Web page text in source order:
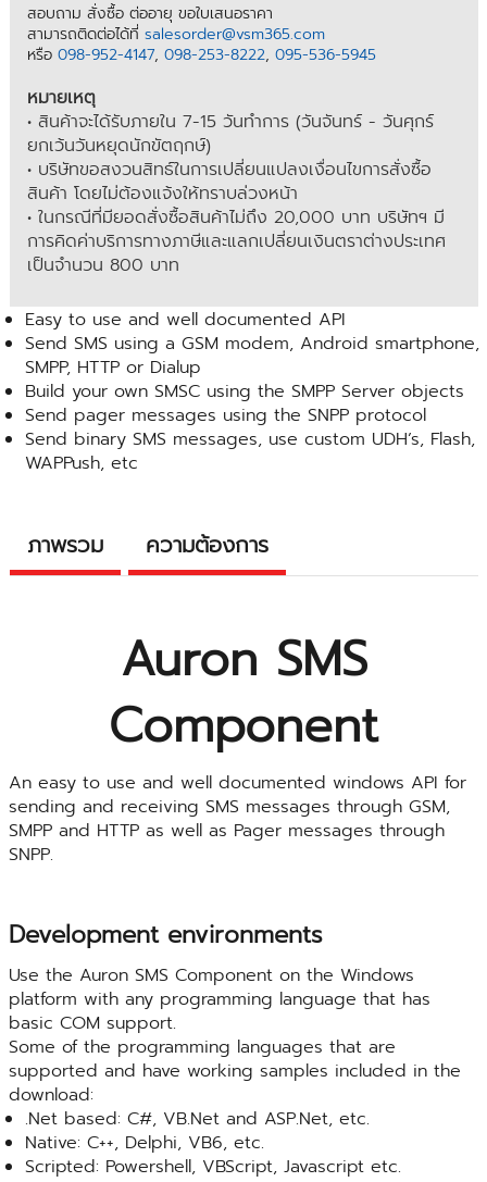
สอบถาม สั่งซื้อ ต่ออายุ ขอใบเสนอราคา
สามารถติดต่อได้ที่ salesorder@vsm365.com
หรือ 098-952-4147, 098-253-8222, 095-536-5945
หมายเหตุ
• สินค้าจะได้รับภายใน 7-15 วันทำการ (วันจันทร์ - วันศุกร์
ยกเว้นวันหยุดนักขัตฤกษ์)
• บริษัทขอสงวนสิทธ์ในการเปลี่ยนแปลงเงื่อนไขการสั่งซื้อ
สินค้า โดยไม่ต้องแจ้งให้ทราบล่วงหน้า
• ในกรณีที่มียอดสั่งซื้อสินค้าไม่ถึง 20,000 บาท บริษัทฯ มี
การคิดค่าบริการทางภาษีและแลกเปลี่ยนเงินตราต่างประเทศ
เป็นจำนวน 800 บาท
Easy to use and well documented API
Send SMS using a GSM modem, Android smartphone,
SMPP, HTTP or Dialup
Build your own SMSC using the SMPP Server objects
Send pager messages using the SNPP protocol
Send binary SMS messages, use custom UDH’s, Flash,
WAPPush, etc
ภาพรวม ความต้องการ
Auron SMS
Component
An easy to use and well documented windows API for
sending and receiving SMS messages through GSM,
SMPP and HTTP as well as Pager messages through
SNPP.
Development environments
Use the Auron SMS Component on the Windows
platform with any programming language that has
basic COM support.
Some of the programming languages that are
supported and have working samples included in the
download:
.Net based: C#, VB.Net and ASP.Net, etc.
Native: C++, Delphi, VB6, etc.
Scripted: Powershell, VBScript, Javascript etc.